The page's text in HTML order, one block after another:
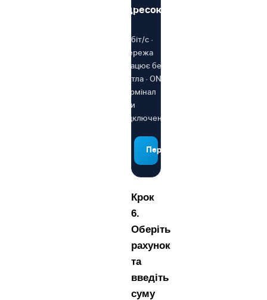
адресою
1 Гбіт/с ·
Мережа
працює без
світла · ONU-
термінал
при
підключенні
Перевірити адресу
Крок
6.
Оберіть
рахунок
та
введіть
суму